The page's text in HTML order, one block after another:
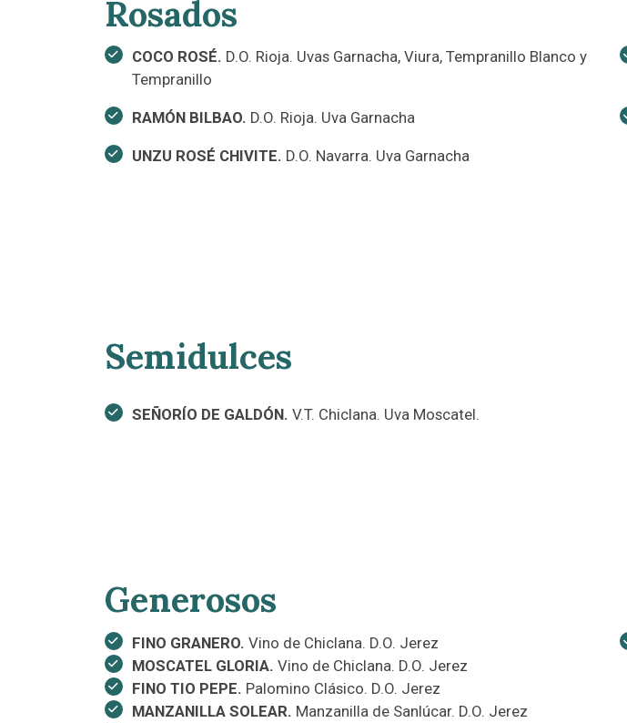
Rosados
COCO ROSÉ. D.O. Rioja. Uvas Garnacha, Viura, Tempranillo Blanco y
Tempranillo
RAMÓN BILBAO. D.O. Rioja. Uva Garnacha
UNZU ROSÉ CHIVITE. D.O. Navarra. Uva Garnacha
Semidulces
SEÑORÍO DE GALDÓN. V.T. Chiclana. Uva Moscatel.
Generosos
FINO GRANERO. Vino de Chiclana. D.O. Jerez
MOSCATEL GLORIA. Vino de Chiclana. D.O. Jerez
FINO TIO PEPE. Palomino Clásico. D.O. Jerez
MANZANILLA SOLEAR. Manzanilla de Sanlúcar. D.O. Jerez